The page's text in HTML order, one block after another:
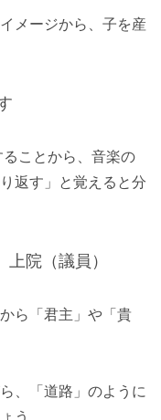
メージから、子を産
ることから、音楽の
返す」と覚えると分
院（議員）
ら「君主」や「貴
、「道路」のように